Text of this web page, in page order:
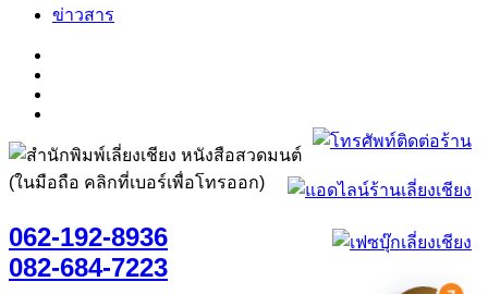
ข่าวสาร
(ในมือถือ คลิกที่เบอร์เพื่อโทรออก)
062-192-8936
082-684-7223